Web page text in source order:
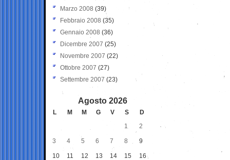
Marzo 2008 (39)
Febbraio 2008 (35)
Gennaio 2008 (36)
Dicembre 2007 (25)
Novembre 2007 (22)
Ottobre 2007 (27)
Settembre 2007 (23)
Agosto 2026
L M M G V S
D
1
2
3 4 5 6 7 8 9
10 11 12 13 14 15 16